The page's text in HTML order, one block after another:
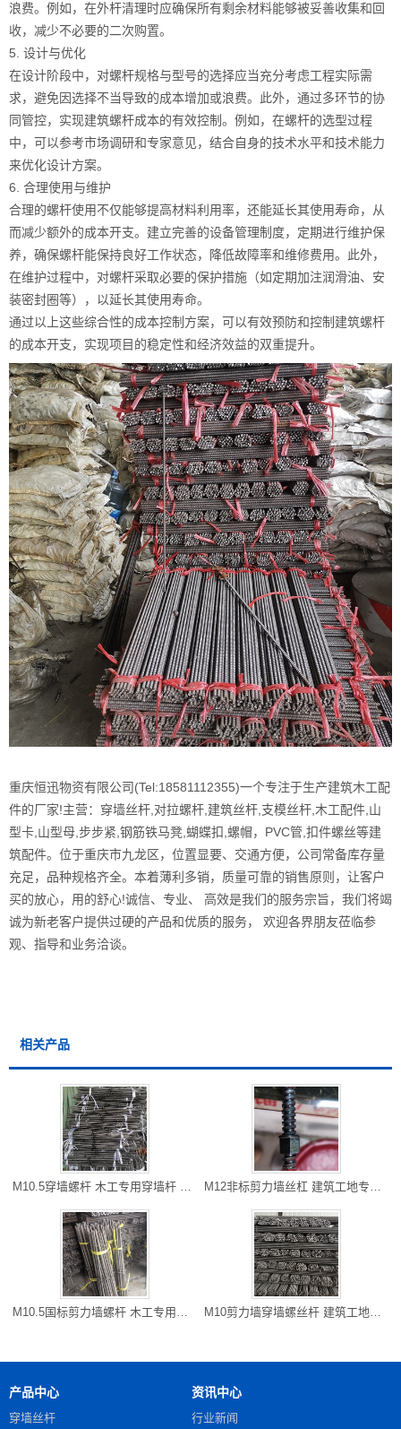
浪费。例如，在外杆清理时应确保所有剩余材料能够被妥善收集和回
收，减少不必要的二次购置。
5. 设计与优化
在设计阶段中，对螺杆规格与型号的选择应当充分考虑工程实际需
求，避免因选择不当导致的成本增加或浪费。此外，通过多环节的协
同管控，实现建筑螺杆成本的有效控制。例如，在螺杆的选型过程
中，可以参考市场调研和专家意见，结合自身的技术水平和技术能力
来优化设计方案。
6. 合理使用与维护
合理的螺杆使用不仅能够提高材料利用率，还能延长其使用寿命，从
而减少额外的成本开支。建立完善的设备管理制度，定期进行维护保
养，确保螺杆能保持良好工作状态，降低故障率和维修费用。此外，
在维护过程中，对螺杆采取必要的保护措施（如定期加注润滑油、安
装密封圈等），以延长其使用寿命。
通过以上这些综合性的成本控制方案，可以有效预防和控制建筑螺杆
的成本开支，实现项目的稳定性和经济效益的双重提升。
重庆恒迅物资有限公司(Tel:18581112355)一个专注于生产建筑木工配
件的厂家!主营：穿墙丝杆,对拉螺杆,建筑丝杆,支模丝杆,木工配件,山
型卡,山型母,步步紧,钢筋铁马凳,蝴蝶扣,螺帽，PVC管,扣件螺丝等建
筑配件。位于重庆市九龙区，位置显要、交通方便，公司常备库存量
充足，品种规格齐全。本着薄利多销，质量可靠的销售原则，让客户
买的放心，用的舒心!诚信、专业、 高效是我们的服务宗旨，我们将竭
诚为新老客户提供过硬的产品和优质的服务， 欢迎各界朋友莅临参
观、指导和业务洽谈。
相关产品
M10.5穿墙螺杆 木工专用穿墙杆 开县厂家直销 长度可以切割 M12非标剪力墙丝杠 建筑工地专用防水对拉粗牙穿墙螺栓 雅安现货
M10.5国标剪力墙螺杆 木工专用对拉螺杆 万州区螺杆厂家 可以走专 M10剪力墙穿墙螺丝杆 建筑工地常用 铜梁批发 可以专车到工地
产品中心
穿墙丝杆
资讯中心
行业新闻